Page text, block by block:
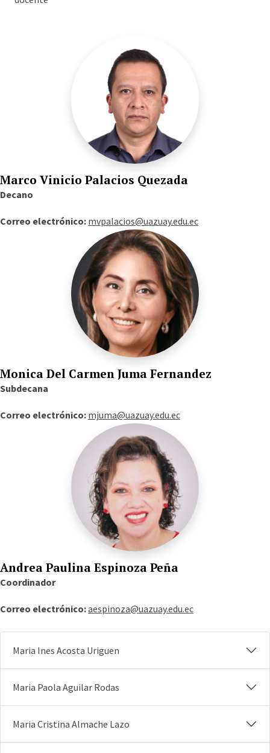
Marco Vinicio Palacios Quezada
Decano
Correo electrónico: mvpalacios@uazuay.edu.ec
Monica Del Carmen Juma Fernandez
Subdecana
Correo electrónico: mjuma@uazuay.edu.ec
Andrea Paulina Espinoza Peña
Coordinador
Correo electrónico:aespinoza@uazuay.edu.ec
Maria Ines Acosta Uriguen
Maria Paola Aguilar Rodas
Maria Cristina Almache Lazo